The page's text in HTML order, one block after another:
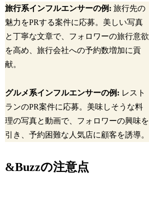
旅行系インフルエンサーの例:旅行先の
魅力をPRする案件に応募。美しい写真
と丁寧な文章で、フォロワーの旅行意欲
を高め、旅行会社への予約数増加に貢
献。
グルメ系インフルエンサーの例: レスト
ランのPR案件に応募。美味しそうな料
理の写真と動画で、フォロワーの興味を
引き、予約困難な人気店に顧客を誘導。
&Buzzの注意点